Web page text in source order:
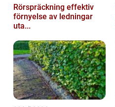
Rörspräckning effektiv
förnyelse av ledningar
uta...